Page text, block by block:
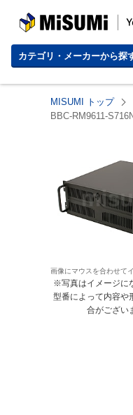
MISUMI | Your Time, Our
カテゴリ・メーカーから探
MISUMI トップ
BBC-RM9611-
画像にマウスを合わせて
※写真はイメージに
型番によって内容や
合がござい